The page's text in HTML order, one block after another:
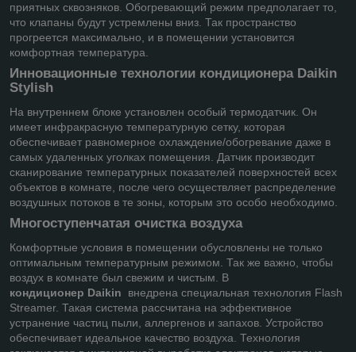
приятных сквозняков. Обогревающий режим предполагает то,
что клапаны будут устремлены вниз. Так пространство
прогреется максимально, и в помещении установится
комфортная температура.
Инновационные технологии кондиционера Daikin
Stylish
На внутреннем блоке установлен особый термодатчик. Он
имеет инфракрасную температурную сетку, которая
обеспечивает равномерное охлаждение/обогревание даже в
самых удаленных уголках помещения. Датчик производит
сканирование температурных показателей поверхностей всех
объектов в комнате, после чего осуществляет распределение
воздушных потоков в те зоны, которым это особо необходимо.
Многоступенчатая очистка воздуха
Комфортные условия в помещении обусловлены не только
оптимальным температурным режимом. Так же важно, чтобы
воздух в комнате был свежим и чистым. В
кондиционер Daikin внедрена специальная технология Flash
Streamer. Такая система рассчитана на эффективное
устранение частиц пыли, аллергенов и запахов. Устройство
обеспечивает идеальное качество воздуха. Технология